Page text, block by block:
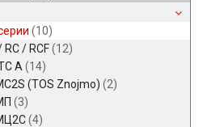
(10)
/ RCF(12)
A (14)
(TOS Znojmo) (2)
(3)
(4)